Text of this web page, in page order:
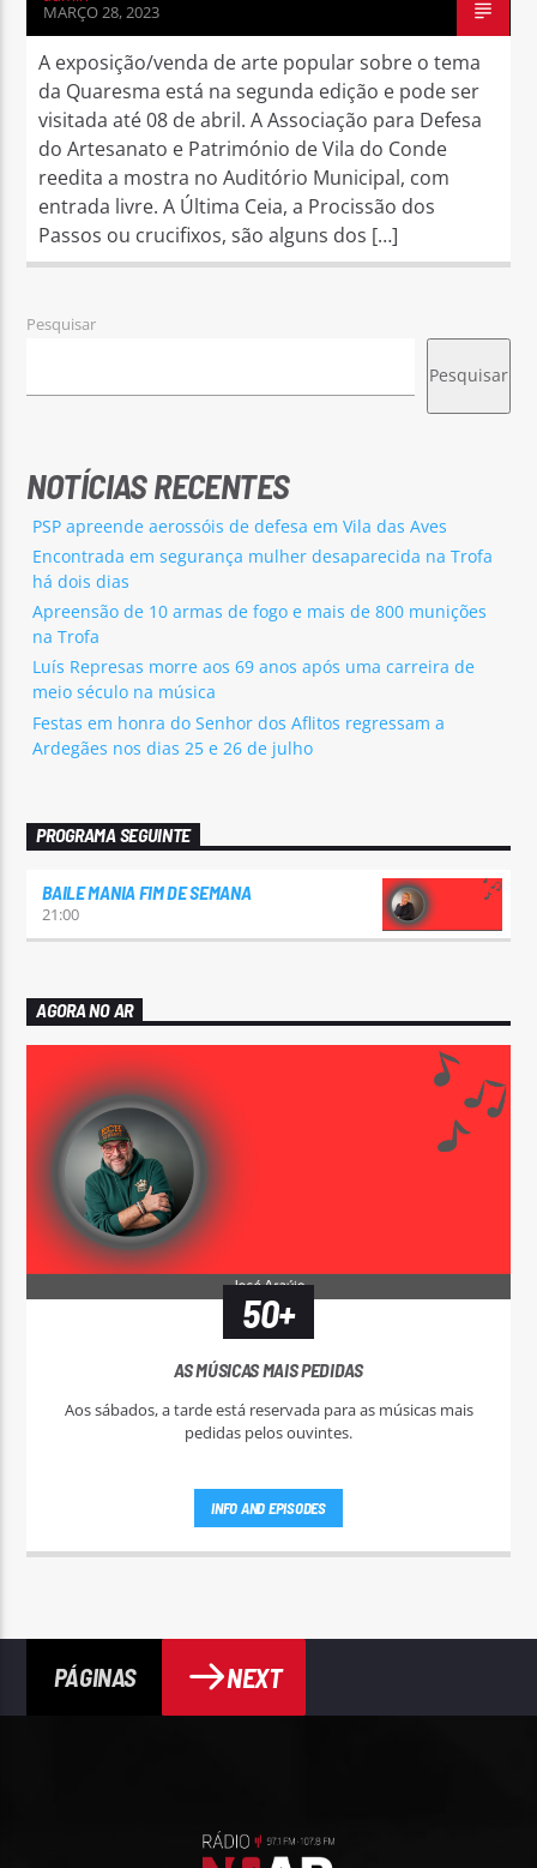
MARÇO 28, 2023
A exposição/venda de arte popular sobre o tema
da Quaresma está na segunda edição e pode ser
visitada até 08 de abril. A Associação para Defesa
do Artesanato e Património de Vila do Conde
reedita a mostra no Auditório Municipal, com
entrada livre. A Última Ceia, a Procissão dos
Passos ou crucifixos, são alguns dos […]
Pesquisar
Pesquisar
NOTÍCIAS RECENTES
PSP apreende aerossóis de defesa em Vila das Aves
Encontrada em segurança mulher desaparecida na Trofa
há dois dias
Apreensão de 10 armas de fogo e mais de 800 munições
na Trofa
Luís Represas morre aos 69 anos após uma carreira de
meio século na música
Festas em honra do Senhor dos Aflitos regressam a
Ardegães nos dias 25 e 26 de julho
PROGRAMA SEGUINTE
BAILE MANIA FIM DE SEMANA
21:00
AGORA NO AR
50+
AS MÚSICAS MAIS PEDIDAS
Aos sábados, a tarde está reservada para as músicas mais
pedidas pelos ouvintes.
INFO AND EPISODES
PÁGINAS NEXT